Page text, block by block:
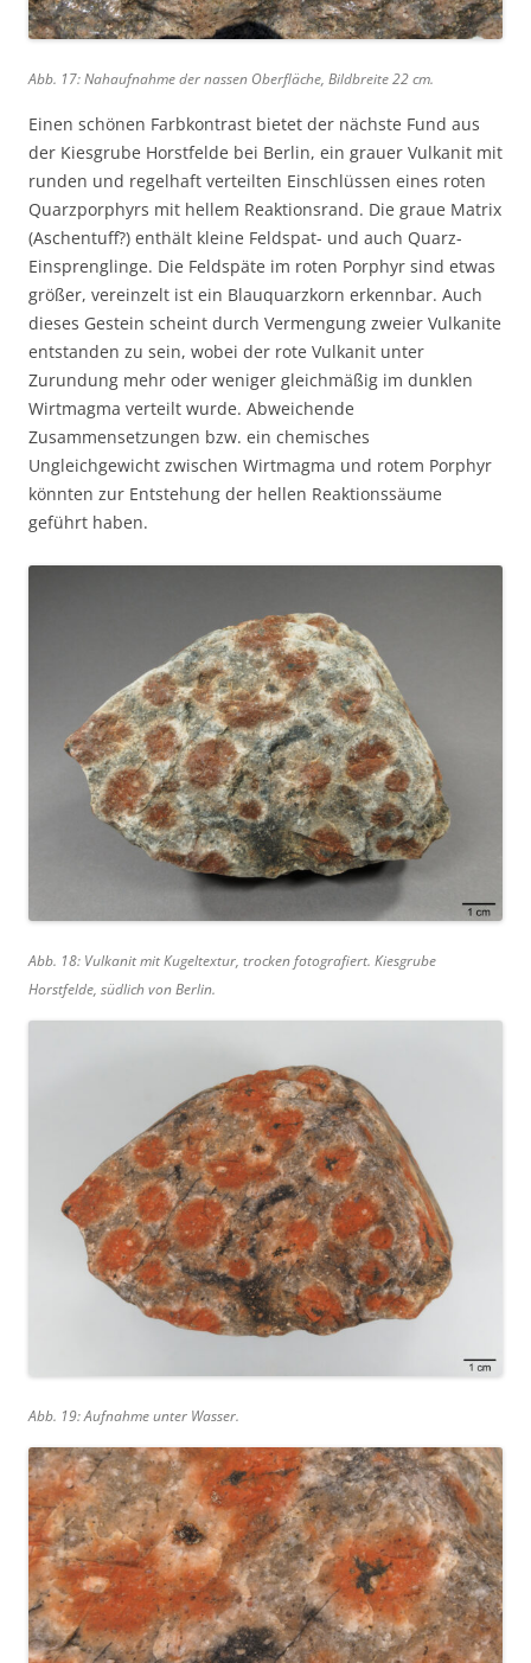
Abb. 17: Nahaufnahme der nassen Oberfläche, Bildbreite 22 cm.
Einen schönen Farbkontrast bietet der nächste Fund aus
der Kiesgrube Horstfelde bei Berlin, ein grauer Vulkanit mit
runden und regelhaft verteilten Einschlüssen eines roten
Quarzporphyrs mit hellem Reaktionsrand. Die graue Matrix
(Aschentuff?) enthält kleine Feldspat- und auch Quarz-
Einsprenglinge. Die Feldspäte im roten Porphyr sind etwas
größer, vereinzelt ist ein Blauquarzkorn erkennbar. Auch
dieses Gestein scheint durch Vermengung zweier Vulkanite
entstanden zu sein, wobei der rote Vulkanit unter
Zurundung mehr oder weniger gleichmäßig im dunklen
Wirtmagma verteilt wurde. Abweichende
Zusammensetzungen bzw. ein chemisches
Ungleichgewicht zwischen Wirtmagma und rotem Porphyr
könnten zur Entstehung der hellen Reaktionssäume
geführt haben.
Abb. 18: Vulkanit mit Kugeltextur, trocken fotografiert. Kiesgrube
Horstfelde, südlich von Berlin.
Abb. 19: Aufnahme unter Wasser.